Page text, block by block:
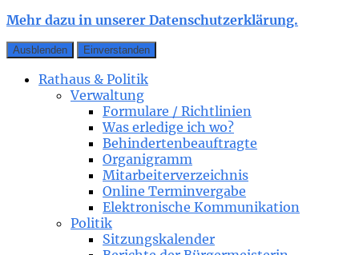
Mehr dazu in unserer Datenschutzerklärung.
Ausblenden Einverstanden
Rathaus & Politik
Verwaltung
Formulare / Richtlinien
Was erledige ich wo?
Behindertenbeauftragte
Organigramm
Mitarbeiterverzeichnis
Online Terminvergabe
Elektronische Kommunikation
Politik
Sitzungskalender